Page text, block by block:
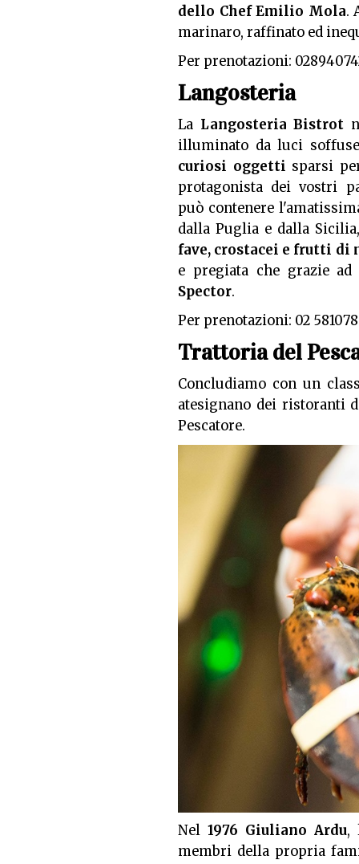
dello Chef Emilio Mola.
marinaro, raffinato ed
Per prenotazioni:
Langosteria
La Langosteria Bistrot
illuminato da luci
curiosi oggetti sparsi
protagonista dei vostri
può contenere
dalla Puglia e dalla
fave, crostacei e frutti di
e pregiata che grazie
Spector.
Per prenotazioni: 02
Trattoria del
Concludiamo con un
atesignano dei ristoranti
Pescatore.
Nel 1976 Giuliano Ardu,
membri della propria